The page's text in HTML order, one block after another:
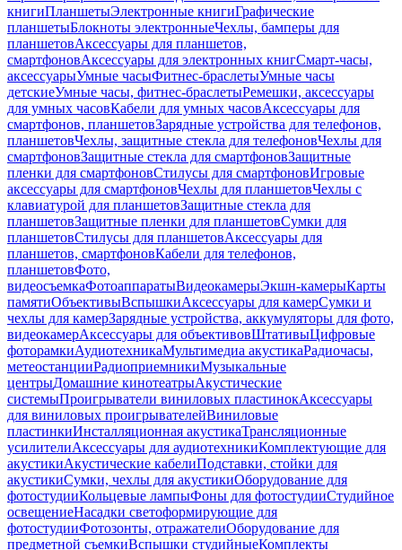
книгиПланшетыЭлектронные книгиГрафические
планшетыБлокноты электронныеЧехлы, бамперы для
планшетовАксессуары для планшетов,
смартфоновАксессуары для электронных книгСмарт-часы,
аксессуарыУмные часыФитнес-браслетыУмные часы
детскиеУмные часы, фитнес-браслетыРемешки, аксессуары
для умных часовКабели для умных часовАксессуары для
смартфонов, планшетовЗарядные устройства для телефонов,
планшетовЧехлы, защитные стекла для телефоновЧехлы для
смартфоновЗащитные стекла для смартфоновЗащитные
пленки для смартфоновСтилусы для смартфоновИгровые
аксессуары для смартфоновЧехлы для планшетовЧехлы с
клавиатурой для планшетовЗащитные стекла для
планшетовЗащитные пленки для планшетовСумки для
планшетовСтилусы для планшетовАксессуары для
планшетов, смартфоновКабели для телефонов,
планшетовФото,
видеосъемкаФотоаппаратыВидеокамерыЭкшн-камерыКарты
памятиОбъективыВспышкиАксессуары для камерСумки и
чехлы для камерЗарядные устройства, аккумуляторы для фото,
видеокамерАксессуары для объективовШтативыЦифровые
фоторамкиАудиотехникаМультимедиа акустикаРадиочасы,
метеостанцииРадиоприемникиМузыкальные
центрыДомашние кинотеатрыАкустические
системыПроигрыватели виниловых пластинокАксессуары
для виниловых проигрывателейВиниловые
пластинкиИнсталляционная акустикаТрансляционные
усилителиАксессуары для аудиотехникиКомплектующие для
акустикиАкустические кабелиПодставки, стойки для
акустикиСумки, чехлы для акустикиОборудование для
фотостудииКольцевые лампыФоны для фотостудииСтудийное
освещениеНасадки светоформирующие для
фотостудииФотозонты, отражателиОборудование для
предметной съемкиВспышки студийныеКомплекты